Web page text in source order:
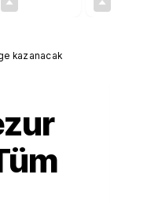
kazanacak